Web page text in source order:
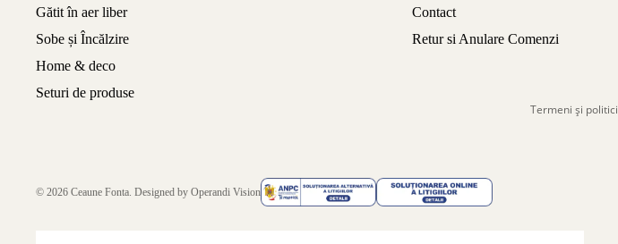
Gătit în aer liber
Sobe și Încălzire
Home & deco
Seturi de produse
Contact
Retur si Anulare Comenzi
© 2026 Ceaune Fonta. Designed by Operandi Vision
Termeni și politici